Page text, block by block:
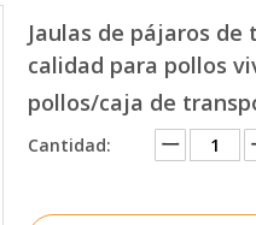
Jaulas de pájaros
calidad para pollos
pollos/caja de
Cantidad: